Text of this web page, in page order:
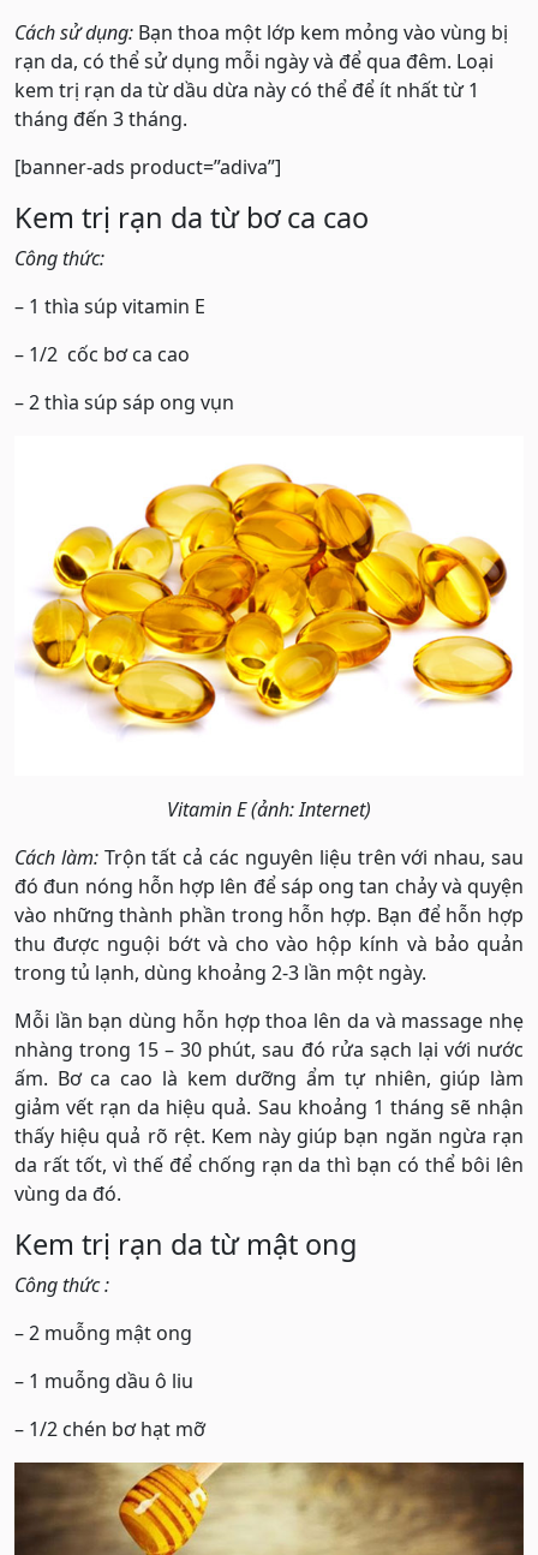
Cách sử dụng: Bạn thoa một lớp kem mỏng vào vùng bị
rạn da, có thể sử dụng mỗi ngày và để qua đêm. Loại
kem trị rạn da từ dầu dừa này có thể để ít nhất từ 1
tháng đến 3 tháng.
[banner-ads product=”adiva”]
Kem trị rạn da từ bơ ca cao
Công thức:
– 1 thìa súp vitamin E
– 1/2 cốc bơ ca cao
– 2 thìa súp sáp ong vụn
Vitamin E (ảnh: Internet)
Cách làm:Trộn tất cả các nguyên liệu trên với nhau, sau
đó đun nóng hỗn hợp lên để sáp ong tan chảy và quyện
vào những thành phần trong hỗn hợp. Bạn để hỗn hợp
thu được nguội bớt và cho vào hộp kính và bảo quản
trong tủ lạnh, dùng khoảng 2-3 lần một ngày.
Mỗi lần bạn dùng hỗn hợp thoa lên da và massage nhẹ
nhàng trong 15 – 30 phút, sau đó rửa sạch lại với nước
ấm. Bơ ca cao là kem dưỡng ẩm tự nhiên, giúp làm
giảm vết rạn da hiệu quả. Sau khoảng 1 tháng sẽ nhận
thấy hiệu quả rõ rệt. Kem này giúp bạn ngăn ngừa rạn
da rất tốt, vì thế để chống rạn da thì bạn có thể bôi lên
vùng da đó.
Kem trị rạn da từ mật ong
Công thức :
– 2 muỗng mật ong
– 1 muỗng dầu ô liu
– 1/2 chén bơ hạt mỡ